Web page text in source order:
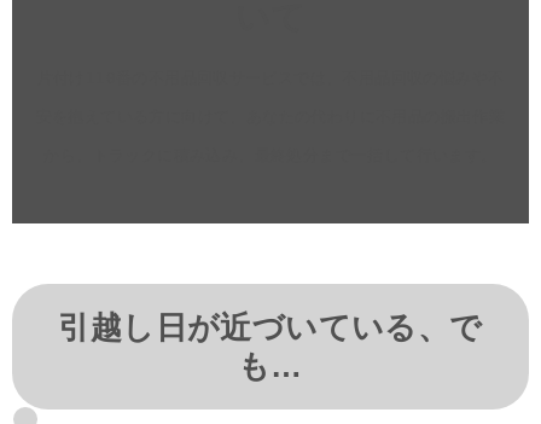
引越し日が近づいている、で
も…